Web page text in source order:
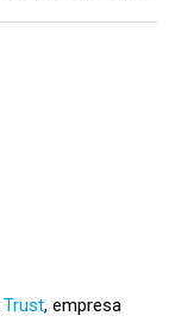
Trust, empresa